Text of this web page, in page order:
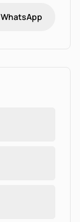
WhatsApp